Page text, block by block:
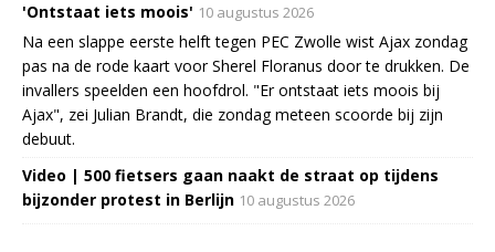
'Ontstaat iets moois' 10 augustus 2026
Na een slappe eerste helft tegen PEC Zwolle wist Ajax zondag
pas na de rode kaart voor Sherel Floranus door te drukken. De
invallers speelden een hoofdrol. "Er ontstaat iets moois bij
Ajax", zei Julian Brandt, die zondag meteen scoorde bij zijn
debuut.
Video | 500 fietsers gaan naakt de straat op tijdens
bijzonder protest in Berlijn 10 augustus 2026